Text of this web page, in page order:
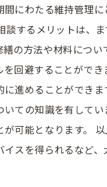
にわたる維持管理
談するメリットは、
の方法や材料につ
回避することがで
進めることができ
ての知識を有して
可能となります。
スを得られるなど